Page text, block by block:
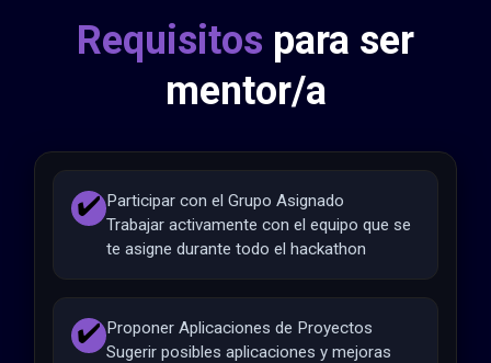
Requisitos para ser
mentor/a
✔️ Participar con el Grupo Asignado
Trabajar activamente con el equipo que se
te asigne durante todo el hackathon
✔️ Proponer Aplicaciones de Proyectos
Sugerir posibles aplicaciones y mejoras